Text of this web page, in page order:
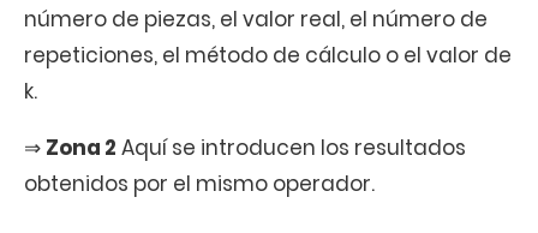
número de piezas, el valor real, el número de
repeticiones, el método de cálculo o el valor de
k.
⇒ Zona 2 Aquí se introducen los resultados
obtenidos por el mismo operador.